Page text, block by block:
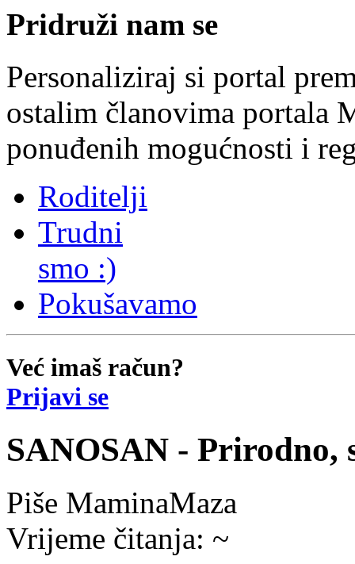
Pridruži nam se
Personaliziraj si portal
ostalim članovima portala
ponuđenih mogućnosti i
Roditelji
Trudni
smo :)
Pokušavamo
Već imaš račun?
Prijavi se
SANOSAN - Prirodno,
Piše MaminaMaza
Vrijeme čitanja: ~